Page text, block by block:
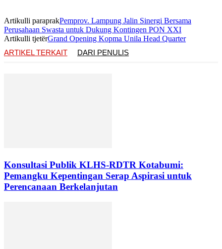
Artikulli paraprakPemprov. Lampung Jalin Sinergi Bersama
Perusahaan Swasta untuk Dukung Kontingen PON XXI
Artikulli tjetërGrand Opening Kopma Unila Head Quarter
ARTIKEL TERKAIT
DARI PENULIS
Konsultasi Publik KLHS-RDTR Kotabumi:
Pemangku Kepentingan Serap Aspirasi untuk
Perencanaan Berkelanjutan